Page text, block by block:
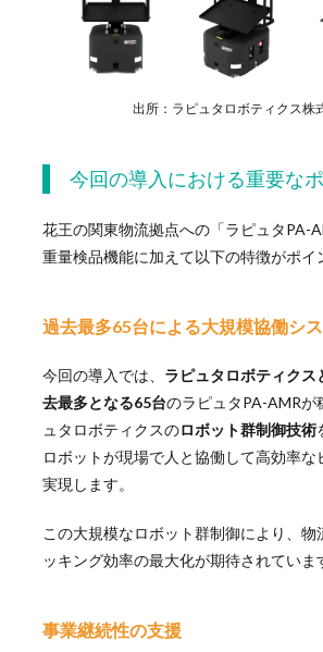
出所：ラピュタロボティクス株
今回の導入における重要な
花王の関東物流拠点への「ラピュタPA-
重量検品機能に加えて以下の特徴がポイ
過去最多65台による大規模協働シ
今回の導入では、 ラピュタロボティクス
去最多となる65台のラピュタPA-AMRが
ュタロボティクスのロボット群制御技術
ロボットが現場で人と協働して高効率な
実現します。
この大規模なロボット群制御により、物
ッキング効率の最大化が期待されていま
事業継続性の支援